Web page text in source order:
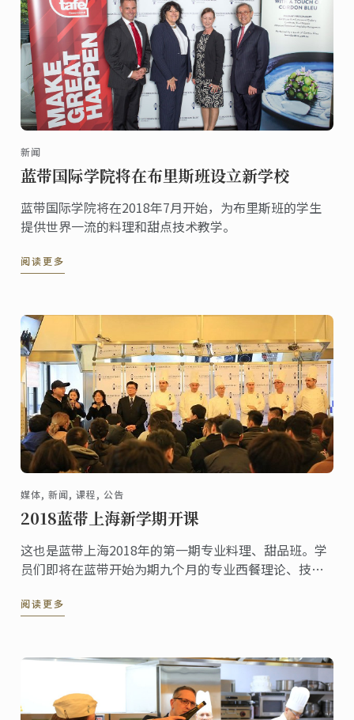
新闻
蓝带国际学院将在布里斯班设立新学校
蓝带国际学院将在2018年7月开始，为布里斯班的学生
提供世界一流的料理和甜点技术教学。
阅读更多
媒体, 新闻, 课程, 公告
2018蓝带上海新学期开课
这也是蓝带上海2018年的第一期专业料理、甜品班。学
员们即将在蓝带开始为期九个月的专业西餐理论、技巧
的是蓝带上海的专业Chef团队，也是未来九个月陪伴学
阅读更多